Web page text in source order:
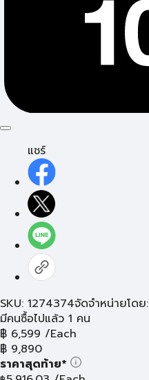
แชร์
SKU: 1274374จัดจำหน่ายโดย:
มีคนซื้อไปแล้ว 1 คน
฿ 6,599 /Each
฿ 9,890
ราคาสุดท้าย*